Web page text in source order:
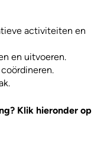
activiteiten en
en uitvoeren.
Klik hieronder op